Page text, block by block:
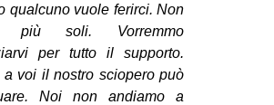
qualcuno vuole ferirci. Non
più soli. Vorremmo
per tutto il supporto.
a voi il nostro sciopero può
Noi non andiamo a